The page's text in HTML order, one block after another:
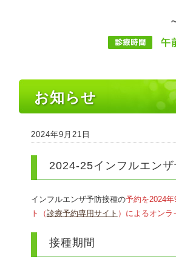
お知らせ
2024年9月21日
2024-25インフルエンザ
インフルエンザ予防接種の予約を2024
ト（診療予約専用サイト ）によるオンラ
接種期間